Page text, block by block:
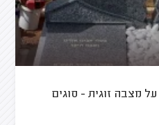
מצבה זוגית - סוגים